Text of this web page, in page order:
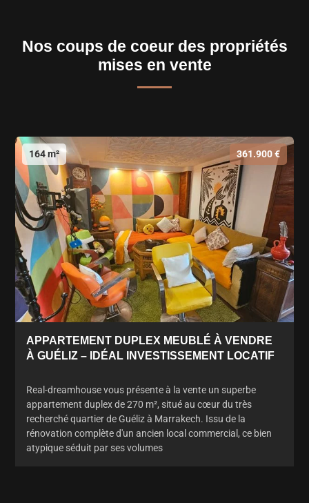
Nos coups de coeur des propriétés
mises en vente
164 m² 361.900 €
APPARTEMENT DUPLEX MEUBLÉ À VENDRE
À GUÉLIZ – IDÉAL INVESTISSEMENT LOCATIF
Real-dreamhouse vous présente à la vente un superbe
appartement duplex de 270 m², situé au cœur du très
recherché quartier de Guéliz à Marrakech. Issu de la
rénovation complète d'un ancien local commercial, ce bien
atypique séduit par ses volumes